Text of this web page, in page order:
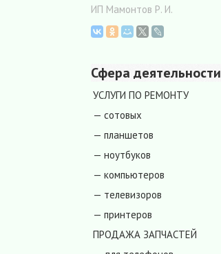
ИП Мамонтов Р. И.
Сфера деятельности
УСЛУГИ ПО РЕМОНТУ
— сотовых
— планшетов
— ноутбуков
— компьютеров
— телевизоров
— принтеров
ПРОДАЖА ЗАПЧАСТЕЙ